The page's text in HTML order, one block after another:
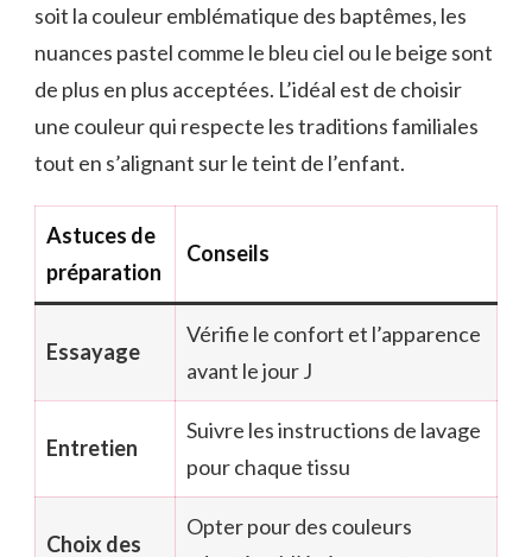
soit la couleur emblématique des baptêmes, les
nuances pastel comme le bleu ciel ou le beige sont
de plus en plus acceptées. L’idéal est de choisir
une couleur qui respecte les traditions familiales
tout en s’alignant sur le teint de l’enfant.
Astuces de
préparation
Conseils
Essayage
Vérifie le confort et l’apparence
avant le jour J
Entretien
Suivre les instructions de lavage
pour chaque tissu
Choix des
Opter pour des couleurs